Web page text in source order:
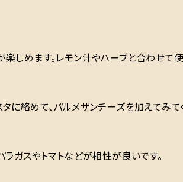
めます。レモン汁やハーブと合わせて使
に絡めて、パルメザンチーズを加えてみて
ガスやトマトなどが相性が良いです。